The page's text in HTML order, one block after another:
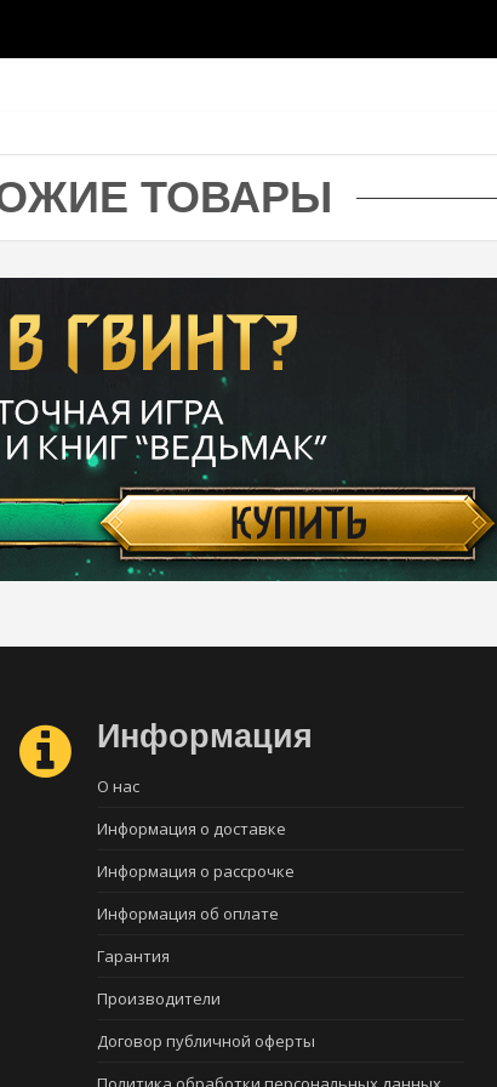
ТОВАРЫ
Информация
О нас
Информация о доставке
Информация о рассрочке
Информация об оплате
Гарантия
Производители
Договор публичной оферты